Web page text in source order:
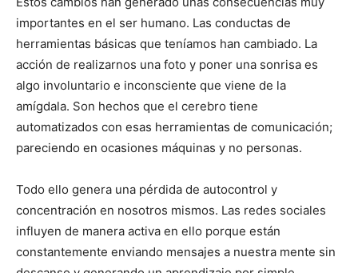
importantes en el ser humano. Las conductas de
herramientas básicas que teníamos han cambiado. La
acción de realizarnos una foto y poner una sonrisa es
algo involuntario e inconsciente que viene de la
amígdala. Son hechos que el cerebro tiene
automatizados con esas herramientas de comunicación;
pareciendo en ocasiones máquinas y no personas.
Todo ello genera una pérdida de autocontrol y
concentración en nosotros mismos. Las redes sociales
influyen de manera activa en ello porque están
constantemente enviando mensajes a nuestra mente sin